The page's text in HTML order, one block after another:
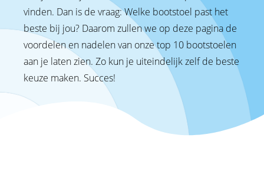
vinden. Dan is de vraag: Welke bootstoel past het
beste bij jou? Daarom zullen we op deze pagina de
voordelen en nadelen van onze top 10 bootstoelen
aan je laten zien. Zo kun je uiteindelijk zelf de beste
keuze maken. Succes!